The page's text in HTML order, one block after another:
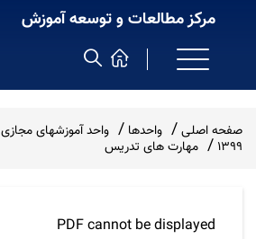
مرکز مطالعات و توسعه آموزش
صفحه اصلی واحدها واحد آموزشهای مجازی
1399
مهارت های تدریس
PDF cannot be displayed